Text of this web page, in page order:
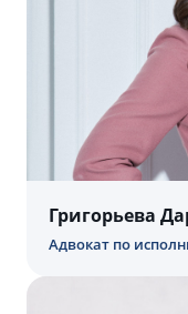
Григорьева
Адвокат по